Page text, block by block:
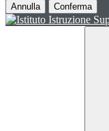
Annulla Conferma